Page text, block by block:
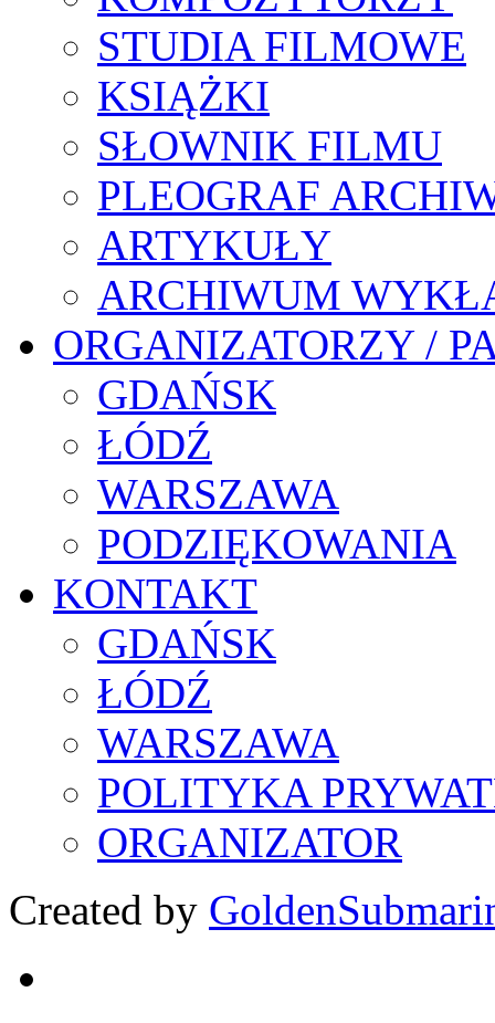
STUDIA FILMOWE
KSIĄŻKI
SŁOWNIK FILMU
PLEOGRAF
ARTYKUŁY
ARCHIWUM
ORGANIZATORZY /
GDAŃSK
ŁÓDŹ
WARSZAWA
PODZIĘKOWANIA
KONTAKT
GDAŃSK
ŁÓDŹ
WARSZAWA
POLITYKA
ORGANIZATOR
Created by